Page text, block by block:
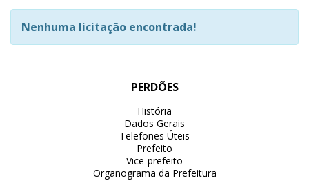
Nenhuma licitação encontrada!
PERDÕES
História
Dados Gerais
Telefones Úteis
Prefeito
Vice-prefeito
Organograma da Prefeitura